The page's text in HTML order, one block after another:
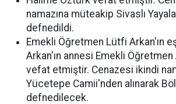
namazına müteakip Sivaslı
defnedildi.
Emekli Öğretmen Lütfi Arkan'ın
Arkan'ın annesi Emekli
vefat etmiştir. Cenazesi ikindi
Yücetepe Camii'nden alınarak
defnedilecek.